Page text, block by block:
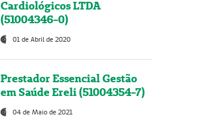
Cardiológicos LTDA
(51004346-0)
01 de Abril de 2020
Prestador Essencial Gestão
em Saúde Ereli (51004354-7)
04 de Maio de 2021